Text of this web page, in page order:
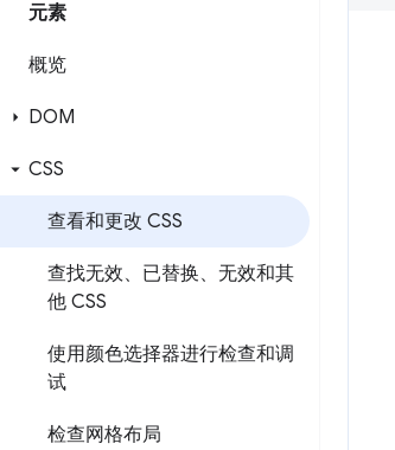
元素
概览
DOM
CSS
查看和更改 CSS
查找无效、已替换、无效和其
他 CSS
使用颜色选择器进行检查和调
试
检查网格布局